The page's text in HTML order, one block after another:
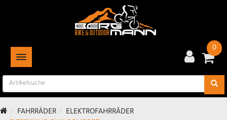
TOGGLE NAVIGATION
0
FAHRRÄDER
ELEKTROFAHRRÄDER